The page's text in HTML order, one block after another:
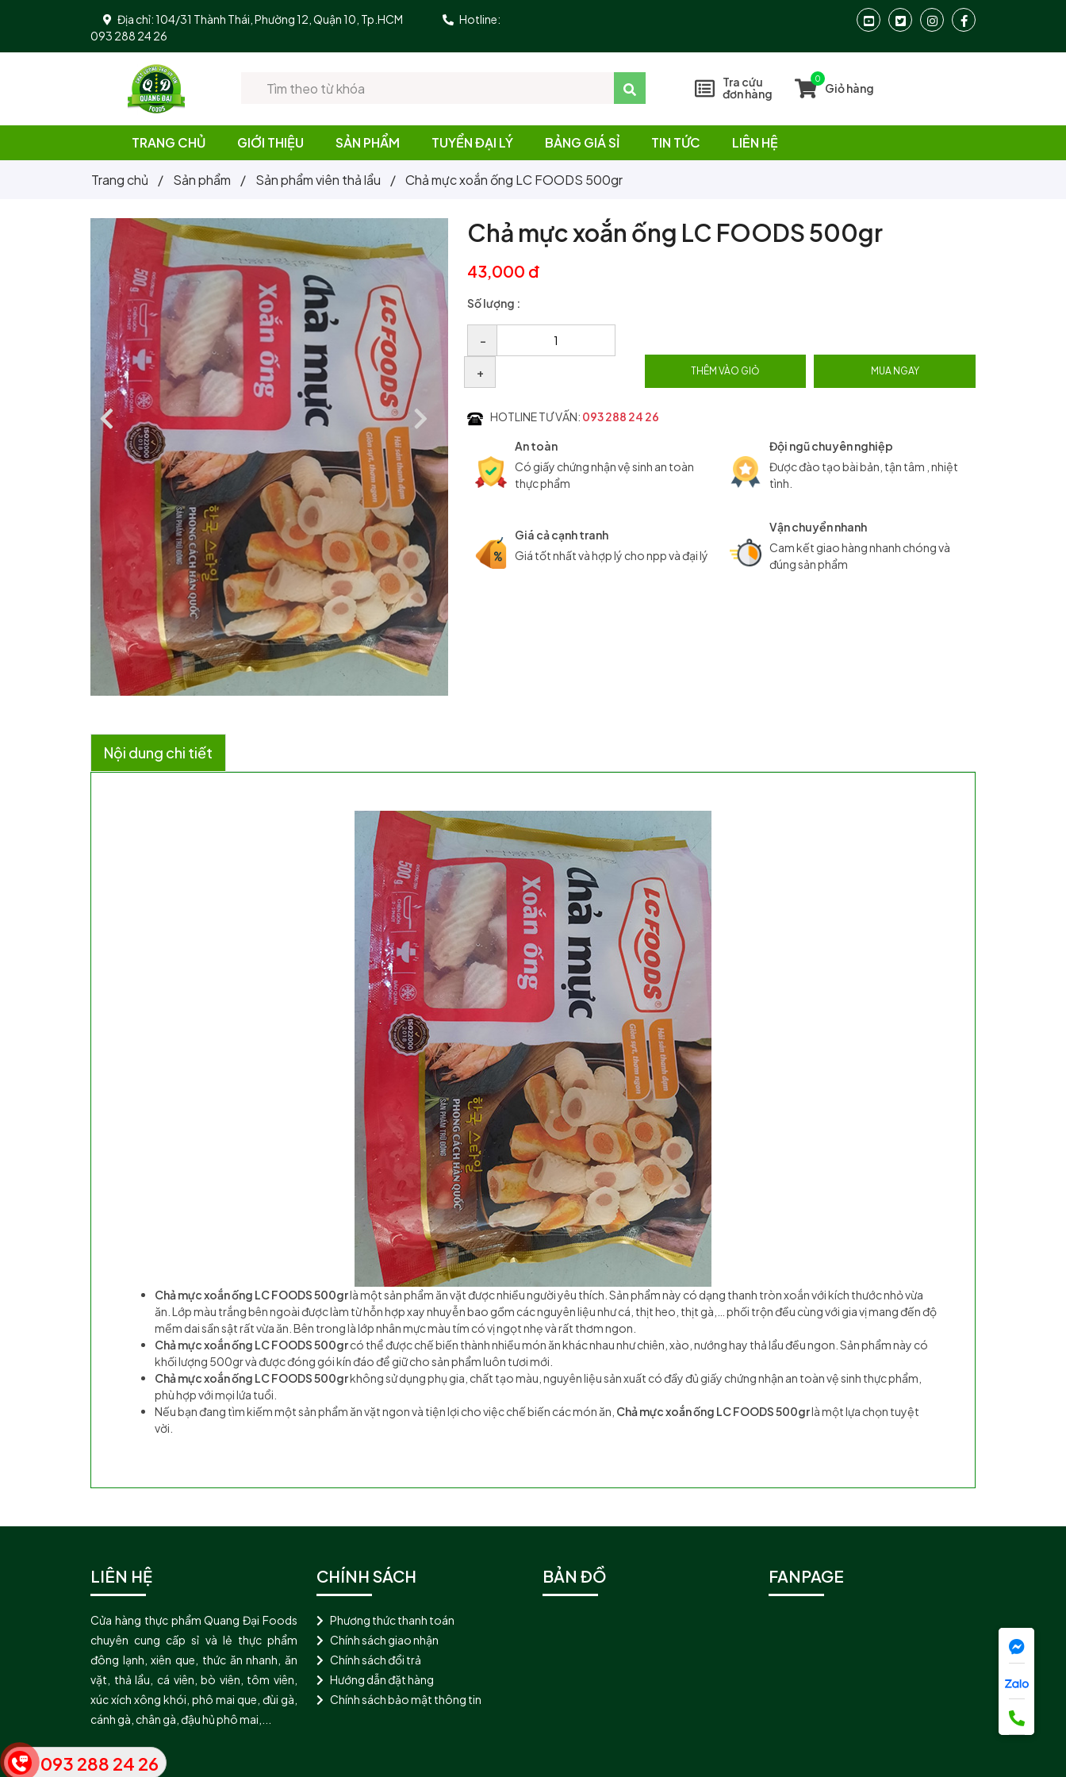
Địa chỉ: 104/31 Thành Thái, Phường 12, Quận 10, Tp.HCM
Hotline:
093 288 24 26
Tra cứu
đơn hàng
0
Giỏ hàng
TRANG CHỦ GIỚI THIỆU SẢN PHẨM TUYỂN ĐẠI LÝ BẢNG GIÁ SỈ TIN TỨC LIÊN HỆ
Trang chủ / Sản phẩm / Sản phẩm viên thả lẩu / Chả mực xoắn ống LC FOODS 500gr
Chả mực xoắn ống LC FOODS 500gr
43,000 đ
Số lượng :
–
+ THÊM VÀO GIỎ MUA NGAY
HOTLINE TƯ VẤN: 093 288 24 26
An toàn
Có giấy chứng nhận vệ sinh an toàn
thực phẩm
Đội ngũ chuyên nghiệp
Được đào tạo bài bản, tận tâm , nhiệt
tình.
Giá cả cạnh tranh
Giá tốt nhất và hợp lý cho npp và đại lý
Vận chuyển nhanh
Cam kết giao hàng nhanh chóng và
đúng sản phẩm
Nội dung chi tiết
Chả mực xoắn ống LC FOODS 500grlà một sản phẩm ăn vặt được nhiều người yêu thích. Sản phẩm này có dạng thanh tròn xoắn với kích thước nhỏ vừa
ăn. Lớp màu trắng bên ngoài được làm từ hỗn hợp xay nhuyễn bao gồm các nguyên liệu như cá, thịt heo, thịt gà,… phối trộn đều cùng với gia vị mang đến độ
mềm dai sần sật rất vừa ăn. Bên trong là lớp nhân mực màu tím có vị ngọt nhẹ và rất thơm ngon.
Chả mực xoắn ống LC FOODS 500grcó thể được chế biến thành nhiều món ăn khác nhau như chiên, xào, nướng hay thả lẩu đều ngon. Sản phẩm này có
khối lượng 500gr và được đóng gói kín đáo để giữ cho sản phẩm luôn tươi mới.
Chả mực xoắn ống LC FOODS 500grkhông sử dụng phụ gia, chất tạo màu, nguyên liệu sản xuất có đầy đủ giấy chứng nhận an toàn vệ sinh thực phẩm,
phù hợp với mọi lứa tuổi.
Nếu bạn đang tìm kiếm một sản phẩm ăn vặt ngon và tiện lợi cho việc chế biến các món ăn, Chả mực xoắn ống LC FOODS 500grlà một lựa chọn tuyệt
vời.
LIÊN HỆ
Cửa hàng thực phẩm Quang Đại Foods
chuyên cung cấp sỉ và lẻ thực phẩm
đông lạnh, xiên que, thức ăn nhanh, ăn
vặt, thả lẩu, cá viên, bò viên, tôm viên,
xúc xích xông khói, phô mai que, đùi gà,
cánh gà, chân gà, đậu hủ phô mai,...
CHÍNH SÁCH
Phương thức thanh toán
Chính sách giao nhận
Chính sách đổi trả
Hướng dẫn đặt hàng
Chính sách bảo mật thông tin
BẢN ĐỒ FANPAGE
093 288 24 26